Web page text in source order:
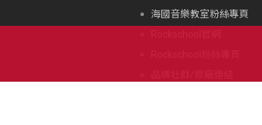
海國音樂教室粉絲專頁